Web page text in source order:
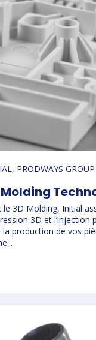
Molding
le 3D Molding, Initial
3D et l’injection
la production de vos
PRODWAYS GROUP